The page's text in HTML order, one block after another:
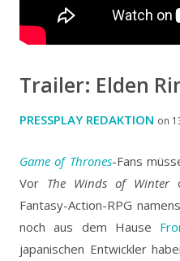
Trailer: Elden
PRESSPLAY REDAKTION on
Game of Thrones-Fans
Vor The Winds of Winter
Fantasy-Action-RPG namens
noch aus dem Hause
japanischen Entwickler